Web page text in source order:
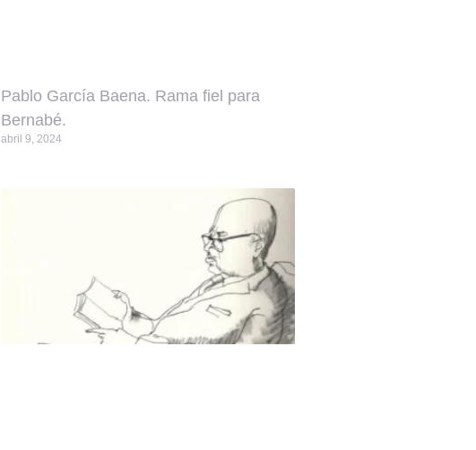
Pablo García Baena. Rama fiel para
Bernabé.
abril 9, 2024